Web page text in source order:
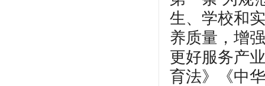
生、学校和
养质量，增
更好服务产
育法》《中